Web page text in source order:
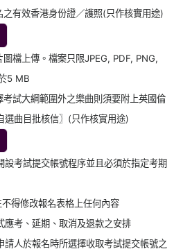
有效香港身份證／護照(只作核實用途)
檔上傳。檔案只限JPEG, PDF, PNG,
5 MB
試大綱範圍外之樂曲則須要附上英國倫
選曲目批核信〗(只作核實用途)
設考試提交帳號程序並且必須於指定考期
不得修改報名表格上任何內容
應考、延期、取消及退款之安排
請人於報名時所選擇收取考試提交帳號之